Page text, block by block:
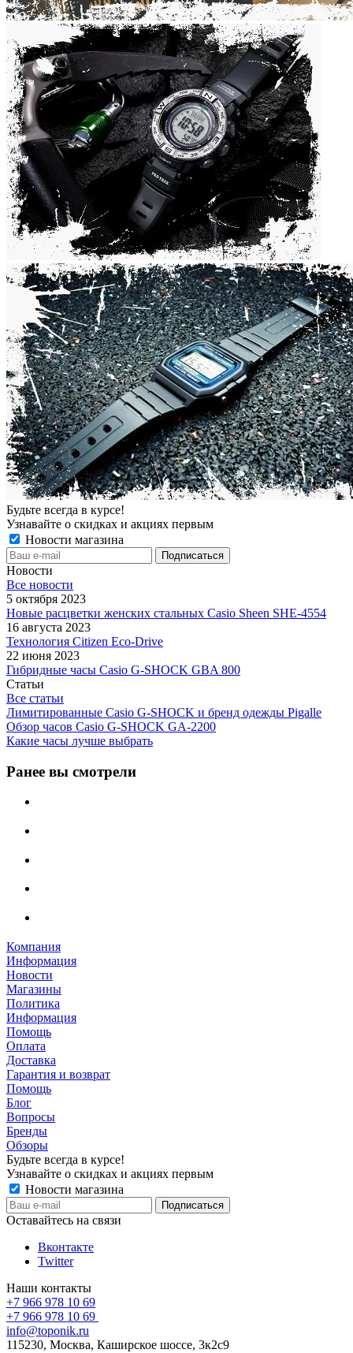
Будьте всегда в курсе!
Узнавайте о скидках и акциях первым
Новости магазина
Новости
Все новости
5 октября 2023
Новые расцветки женских стальных Casio Sheen SHE-4554
16 августа 2023
Технология Citizen Eco-Drive
22 июня 2023
Гибридные часы Casio G-SHOCK GBA 800
Статьи
Все статьи
Лимитированные Casio G-SHOCK и бренд одежды Pigalle
Обзор часов Casio G-SHOCK GA-2200
Какие часы лучше выбрать
Ранее вы смотрели
Компания
Информация
Новости
Магазины
Политика
Информация
Помощь
Оплата
Доставка
Гарантия и возврат
Помощь
Блог
Вопросы
Бренды
Обзоры
Будьте всегда в курсе!
Узнавайте о скидках и акциях первым
Новости магазина
Оставайтесь на связи
Вконтакте
Twitter
Наши контакты
+7 966 978 10 69
+7 966 978 10 69
info@toponik.ru
115230, Москва, Каширское шоссе, 3к2с9